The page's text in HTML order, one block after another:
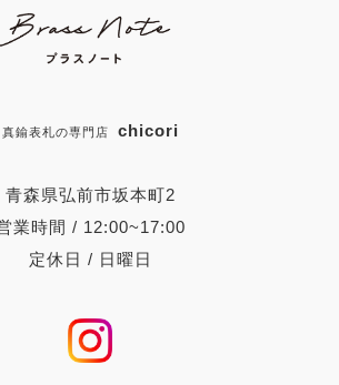
真鍮表札の専門店 chicori
青森県弘前市坂本町2
業時間 / 12:00~17:00
定休日 / 日曜日